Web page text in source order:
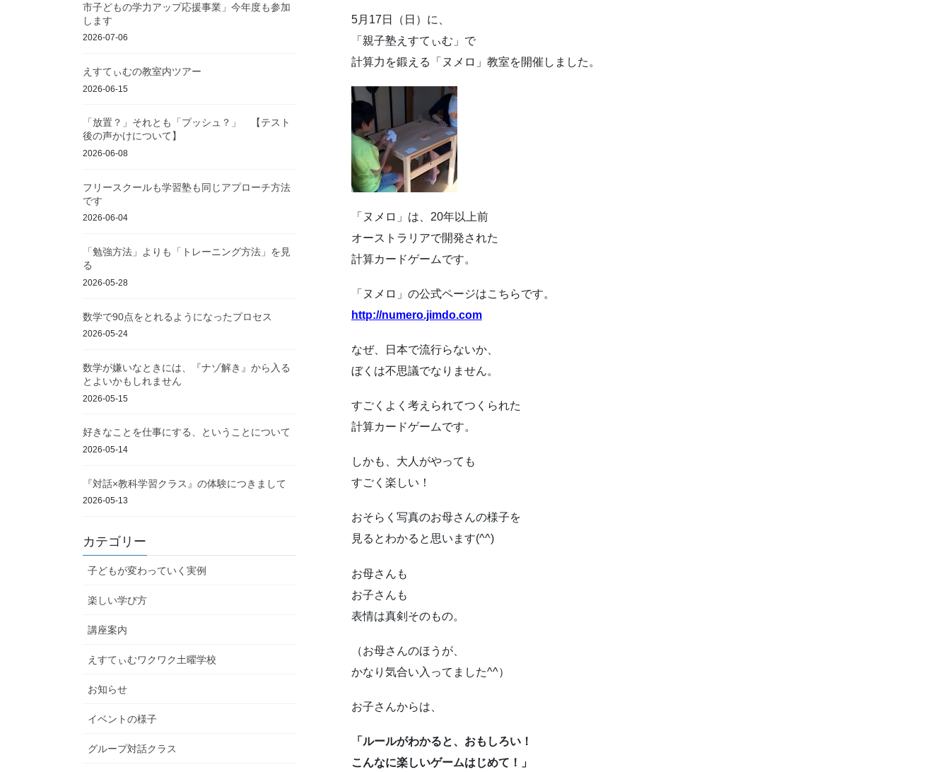
5月17日（日）に、
「親子塾えすてぃむ」で
計算力を鍛える「ヌメロ」教室を開催しました。
「ヌメロ」は、20年以上前
オーストラリアで開発された
計算カードゲームです。
「ヌメロ」の公式ページはこちらです。
http://numero.jimdo.com
なぜ、日本で流行らないか、
ぼくは不思議でなりません。
すごくよく考えられてつくられた
計算カードゲームです。
しかも、大人がやっても
すごく楽しい！
おそらく写真のお母さんの様子を
見るとわかると思います(^^)
お母さんも
お子さんも
表情は真剣そのもの。
（お母さんのほうが、
かなり気合い入ってました^^）
お子さんからは、
「ルールがわかると、おもしろい！
こんなに楽しいゲームはじめて！」
市子どもの学力アップ応援事業」今年度も参加
します
2026-07-06
えすてぃむの教室内ツアー
2026-06-15
「放置？」それとも「プッシュ？」 【テスト
後の声かけについて】
2026-06-08
フリースクールも学習塾も同じアプローチ方法
です
2026-06-04
「勉強方法」よりも「トレーニング方法」を見
る
2026-05-28
数学で90点をとれるようになったプロセス
2026-05-24
数学が嫌いなときには、『ナゾ解き』から入る
とよいかもしれません
2026-05-15
好きなことを仕事にする、ということについて
2026-05-14
『対話×教科学習クラス』の体験につきまして
2026-05-13
カテゴリー
子どもが変わっていく実例
楽しい学び方
講座案内
えすてぃむワクワク土曜学校
お知らせ
イベントの様子
グループ対話クラス